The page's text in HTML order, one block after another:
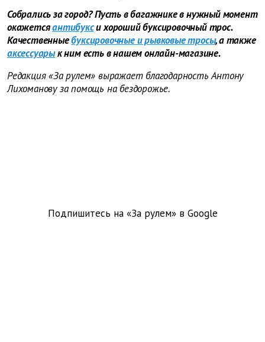
Собрались за город? Пусть в багажнике в нужный момент
окажетсяантибукси хороший буксировочный трос.
Качественныебуксировочные и рывковые тросы, а также
аксессуарык ним есть в нашем онлайн-магазине.
Редакция «За рулем» выражает благодарность Антону
Лихоманову за помощь на бездорожье.
Подпишитесь на «За рулем» в Google